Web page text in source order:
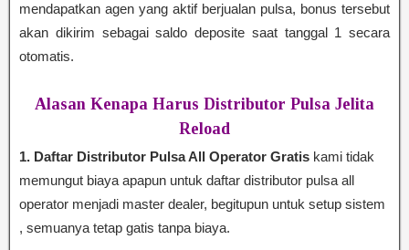
mendapatkan agen yang aktif berjualan pulsa, bonus tersebut
akan dikirim sebagai saldo deposite saat tanggal 1 secara
otomatis.
Alasan Kenapa Harus Distributor Pulsa Jelita
Reload
1. Daftar Distributor Pulsa All Operator Gratis kami tidak
memungut biaya apapun untuk daftar distributor pulsa all
operator menjadi master dealer, begitupun untuk setup sistem
, semuanya tetap gatis tanpa biaya.